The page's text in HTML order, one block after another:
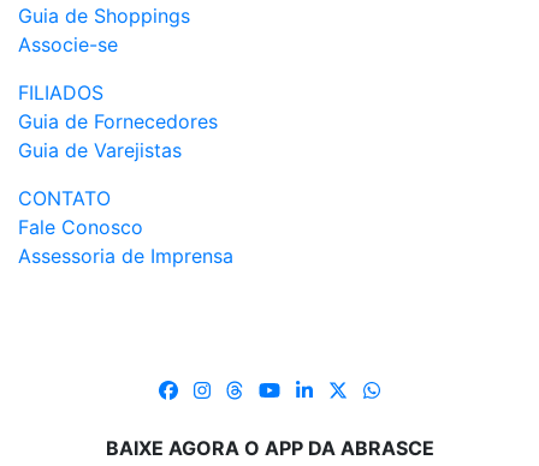
Guia de Shoppings
Associe-se
FILIADOS
Guia de Fornecedores
Guia de Varejistas
CONTATO
Fale Conosco
Assessoria de Imprensa
BAIXE AGORA O APP DA ABRASCE